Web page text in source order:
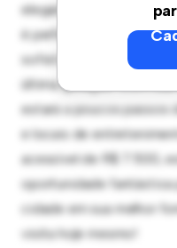
elegante e
é perfeito para receber
sofisticada está
última geração. Com
estará a poucos passos
e locais de
acessível de R$ 7.500,
oportunidade fantástica
cidade em sua melhor
visita hoje mesmo!